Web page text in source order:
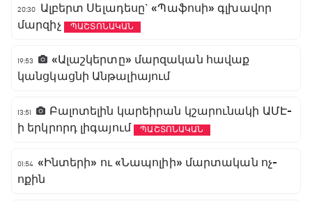
20:30
Ալբերտ Սելադեսը` «Պաֆոսի» գլխավոր
մարզիչ
ՊԱՇՏՈՆԱԿԱՆ
19:53
«Ալաշկերտը» մարզական հավաք
կանցկացնի Անթալիայում
13:51
Բալոտելին կարեիրան կշարունակի ԱՄԷ-
ի երկրորդ լիգայում
ՊԱՇՏՈՆԱԿԱՆ
01:54 «Ինտերի» ու «Նապոլիի» մարտական ոչ-
ոքին